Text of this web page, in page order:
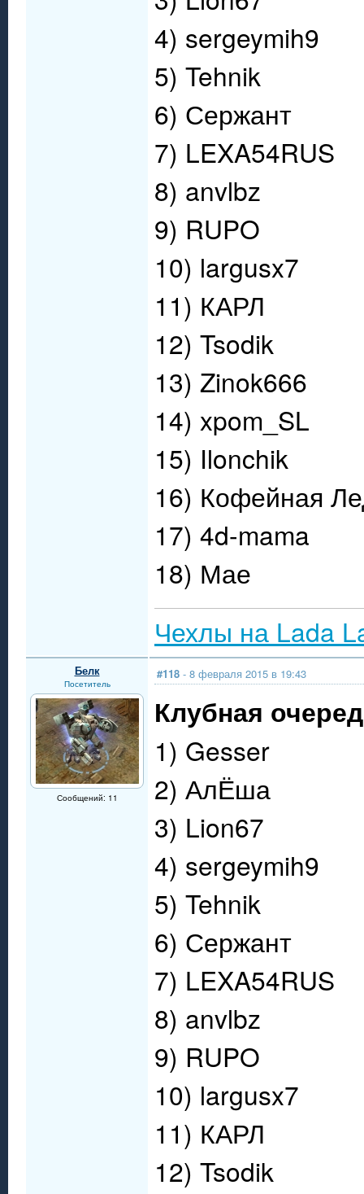
4) sergeymih9
5) Tehnik
6) Сержант
7) LEXA54RUS
8) anvlbz
9) RUPO
10) largusx7
11) КАРЛ
12) Tsodik
13) Zinok666
14) xpom_SL
15) Ilonchik
16) Кофейная
17) 4d-mama
18) Мае
Чехлы на Lada
Белк
Посетитель
Сообщений: 11
#118 - 8 февраля 2015 в 19:43
Клубная
1) Gesser
2) АлЁша
3) Lion67
4) sergeymih9
5) Tehnik
6) Сержант
7) LEXA54RUS
8) anvlbz
9) RUPO
10) largusx7
11) КАРЛ
12) Tsodik